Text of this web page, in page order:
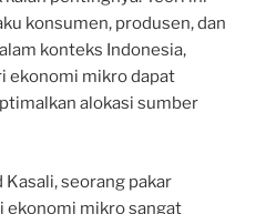
konsumen, produsen, dan
konteks Indonesia,
ekonomi mikro dapat
alokasi sumber
Kasali, seorang pakar
ekonomi mikro sangat